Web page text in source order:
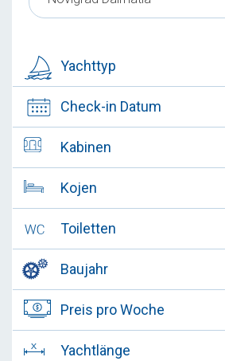
Yachttyp
Check-in Datum
Kabinen
Kojen
Toiletten
Baujahr
Preis pro Woche
Yachtlänge